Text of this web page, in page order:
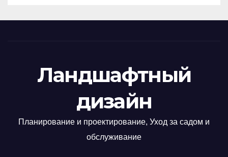
Ландшафтный
дизайн
Планирование и проектирование, Уход за садом и
обслуживание